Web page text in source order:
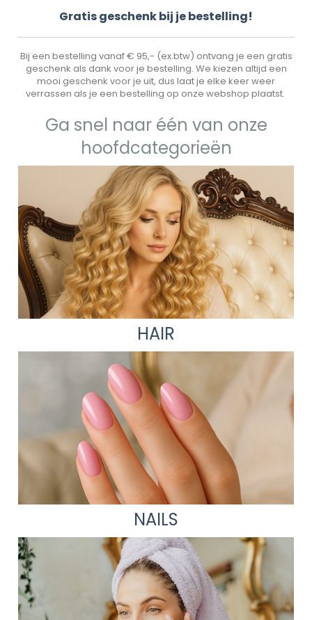
Gratis geschenk bij je bestelling!
Bij een bestelling vanaf € 95,- (ex.btw) ontvang je een gratis
geschenk als dank voor je bestelling. We kiezen altijd een
mooi geschenk voor je uit, dus laat je elke keer weer
verrassen als je een bestelling op onze webshop plaatst.
Ga snel naar één van onze
hoofdcategorieën
HAIR
NAILS